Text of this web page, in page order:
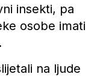
insekti, pa
osobe imati
na ljude